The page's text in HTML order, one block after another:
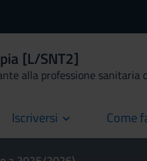
[L/SNT2]
alla professione sanitaria
Iscriversi Come
current